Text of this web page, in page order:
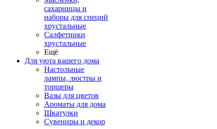
сахарницы и
наборы для специй
хрустальные
Салфетники
хрустальные
Ещё
Для уюта вашего дома
Настольные
лампы, люстры и
торшеры
Вазы для цветов
Ароматы для дома
Шкатулки
Сувениры и декор